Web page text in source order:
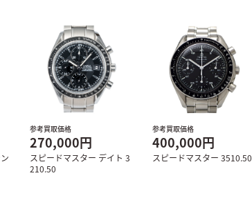
参考買取価格
270,000円
スピードマスター デイト 3
210.50
参考買取価格
400,000円
スピードマスター 3510.50